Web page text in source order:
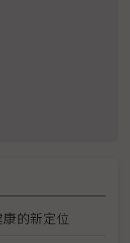
的新定位